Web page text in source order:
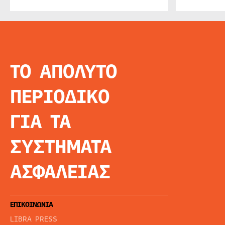
ΤΟ ΑΠΟΛΥΤΟ
ΠΕΡΙΟΔΙΚΟ
ΓΙΑ ΤΑ
ΣΥΣΤΗΜΑΤΑ
ΑΣΦΑΛΕΙΑΣ
ΕΠΙΚΟΙΝΩΝΙΑ
LIBRA PRESS